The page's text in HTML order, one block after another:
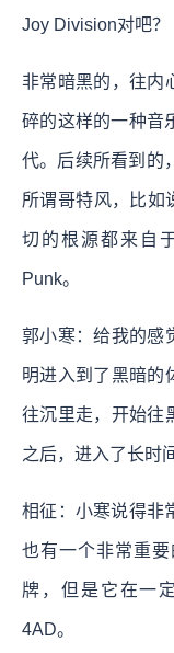
Joy Division对吧？
非常暗黑的，往内
碎的这样的一种音
代。后续所看到的
所谓哥特风，比如
切的根源都来自
Punk。
郭小寒：给我的感
明进入到了黑暗的
往沉里走，开始往
之后，进入了长时
相征：小寒说得非
也有一个非常重
牌，但是它在一
4AD。